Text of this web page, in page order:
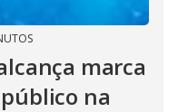
marca
na